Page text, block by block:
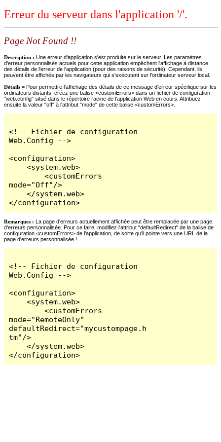
Erreur du serveur dans l'application '/'.
Page Not Found !!
Description : Une erreur d'application s'est produite sur le serveur. Les paramètres
d'erreur personnalisés actuels pour cette application empêchent l'affichage à distance
des détails de l'erreur de l'application (pour des raisons de sécurité). Cependant, ils
peuvent être affichés par les navigateurs qui s'exécutent sur l'ordinateur serveur local.
Détails = Pour permettre l'affichage des détails de ce message d'erreur spécifique sur les
ordinateurs distants, créez une balise <customErrors> dans un fichier de configuration
"web.config" situé dans le répertoire racine de l'application Web en cours. Attribuez
ensuite la valeur "off" à l'attribut "mode" de cette balise <customErrors>.
<!-- Fichier de configuration
Web.Config -->
<configuration>
    <system.web>
        <customErrors
mode="Off"/>
    </system.web>
</configuration>
Remarques : La page d'erreurs actuellement affichée peut être remplacée par une page
d'erreurs personnalisée. Pour ce faire, modifiez l'attribut "defaultRedirect" de la balise de
configuration <customErrors> de l'application, de sorte qu'il pointe vers une URL de la
page d'erreurs personnalisée !
<!-- Fichier de configuration
Web.Config -->
<configuration>
    <system.web>
        <customErrors
mode="RemoteOnly"
defaultRedirect="mycustompage.h
tm"/>
    </system.web>
</configuration>